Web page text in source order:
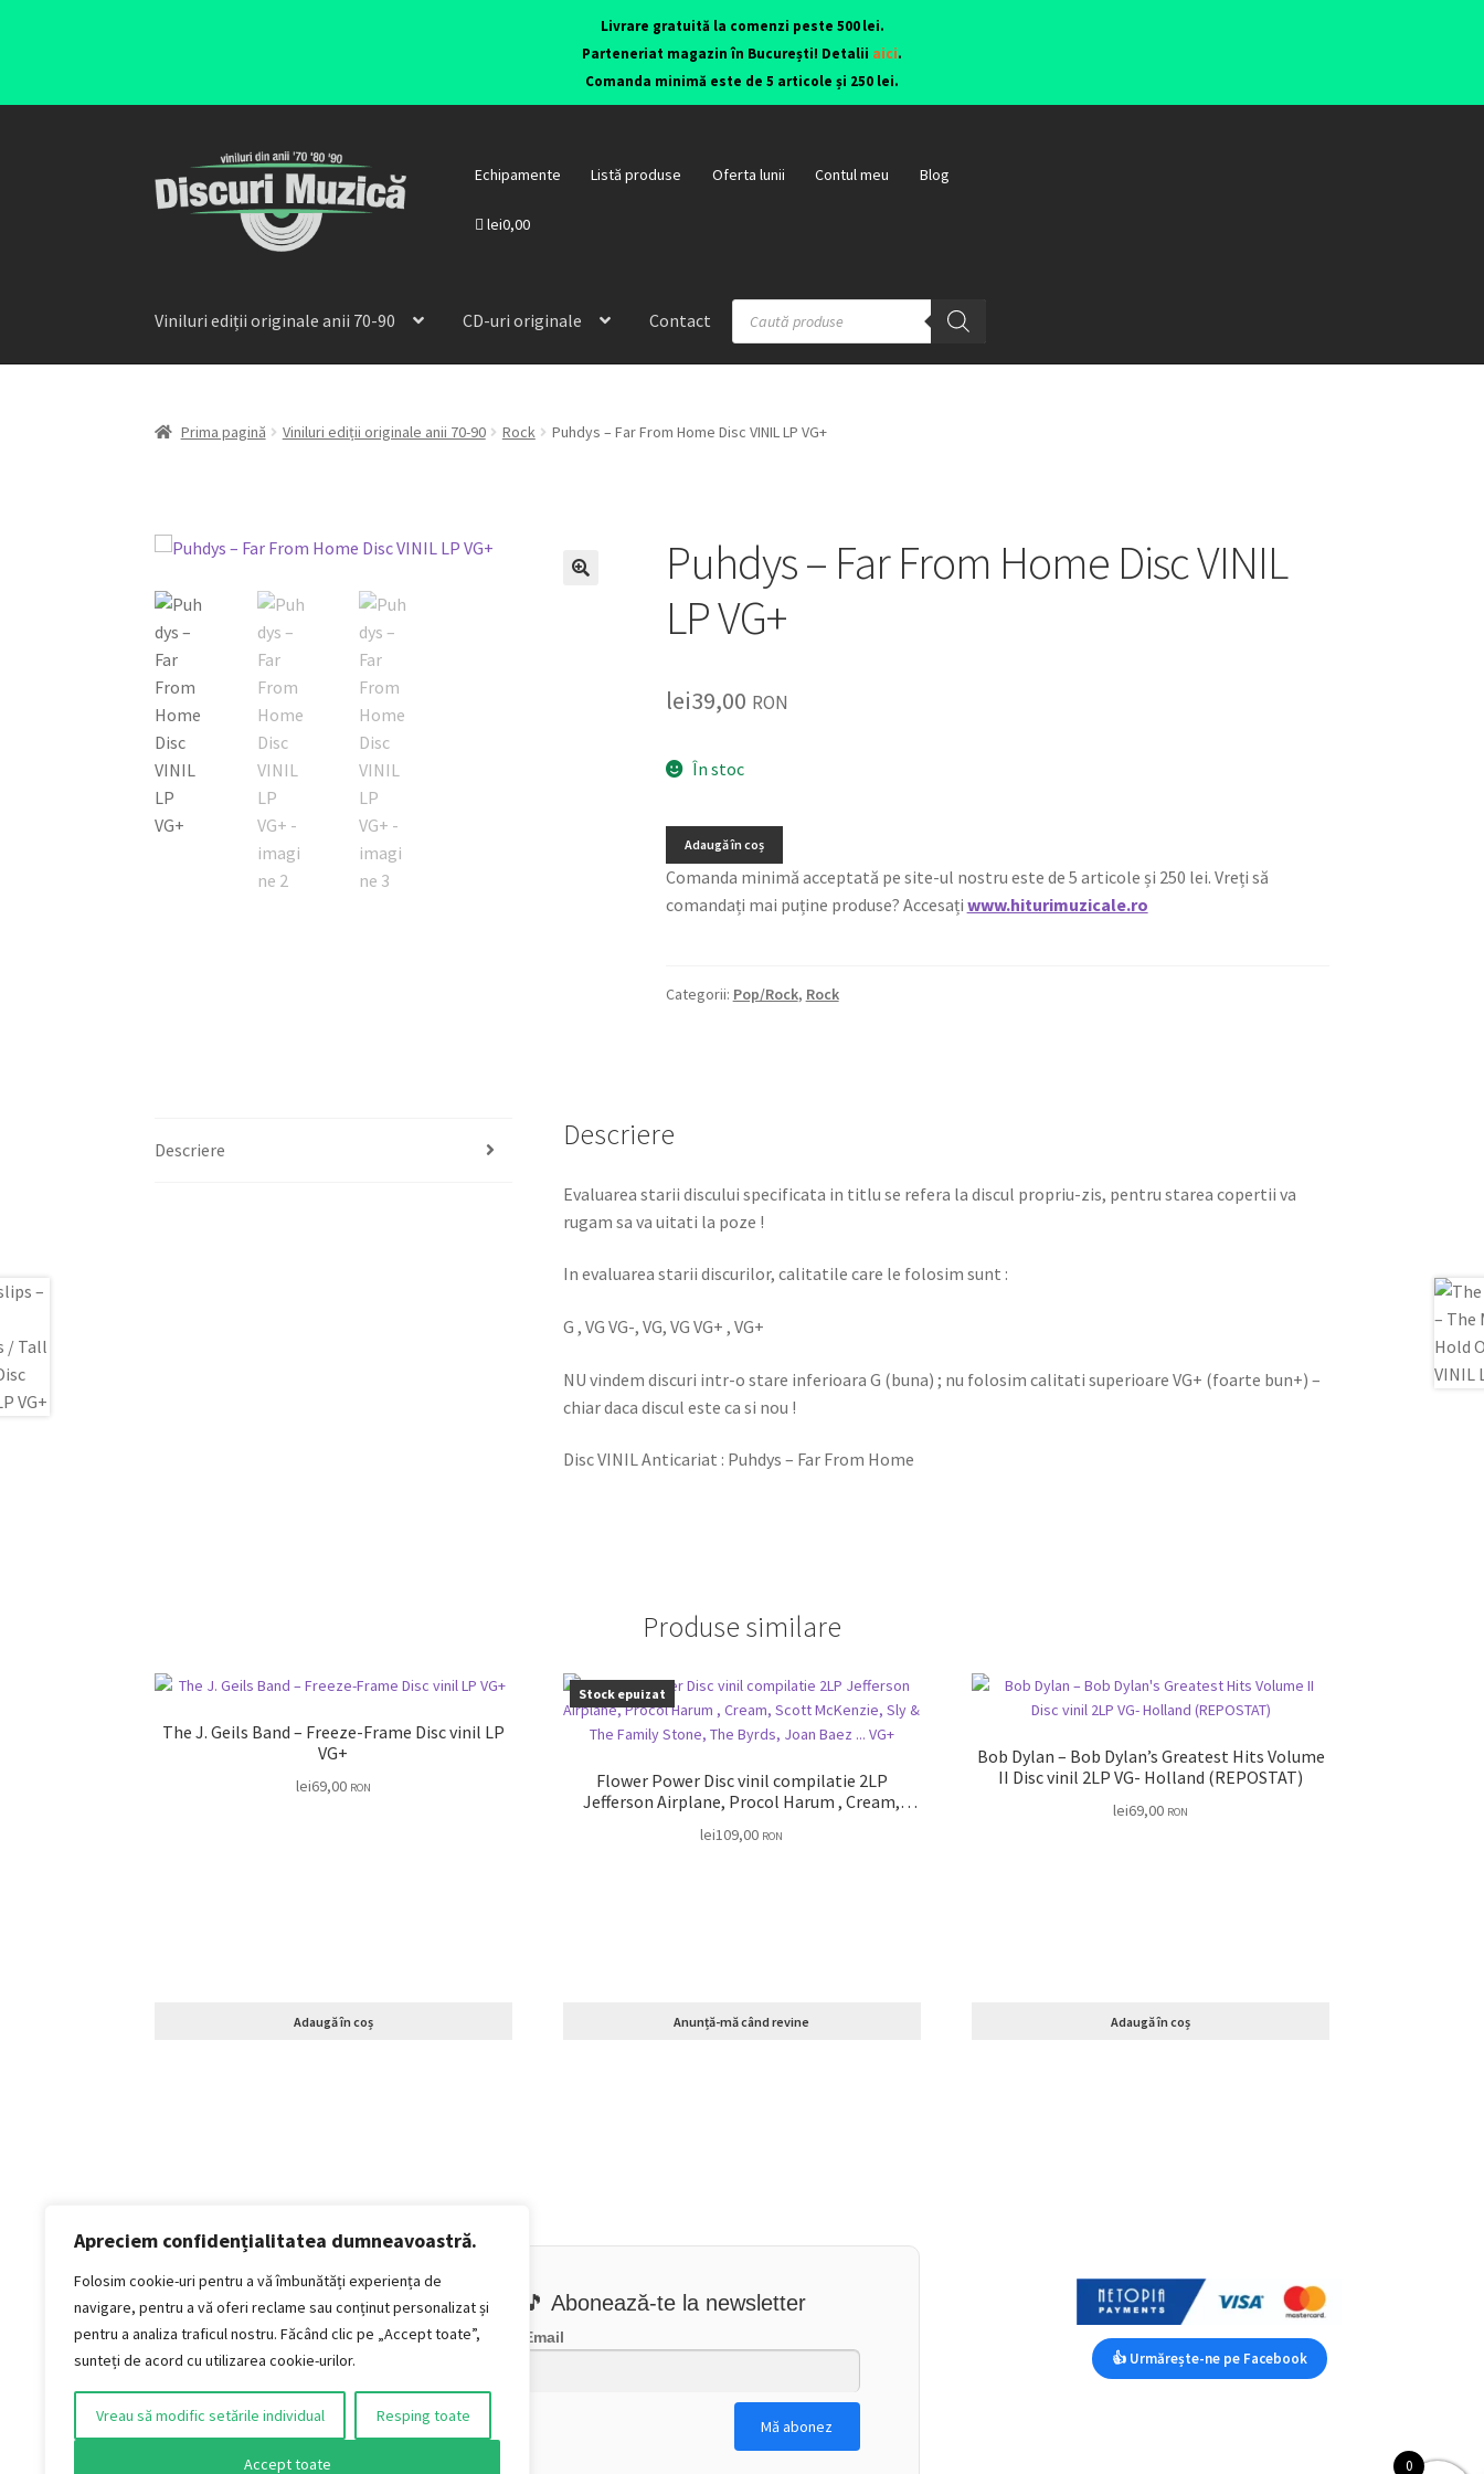
Apreciem confidențialitatea dumneavoastră.
Folosim cookie-uri pentru a vă îmbunătăți experiența de
navigare, pentru a vă oferi reclame sau conținut personalizat și
pentru a analiza traficul nostru. Făcând clic pe „Accept toate”,
sunteți de acord cu utilizarea cookie-urilor.
Vreau să modific setările individual Resping toate
Accept toate
Livrare gratuită la comenzi peste 500 lei.
Parteneriat magazin în București! Detalii aici.
Comanda minimă este de 5 articole și 250 lei.
Echipamente Listă produse Oferta lunii Contul meu Blog
lei0,00
Viniluri ediții originale anii 70-90 CD-uri originale Contact
Prima pagină Viniluri ediții originale anii 70-90 Rock Puhdys ‎– Far From Home Disc VINIL LP VG+
Puhdys ‎– Far From Home Disc VINIL
LP VG+
lei39,00 RON
În stoc
Adaugă în coș
Comanda minimă acceptată pe site-ul nostru este de 5 articole și 250 lei. Vreți să
comandați mai puține produse? Accesați www.hiturimuzicale.ro
Categorii: Pop/Rock, Rock
Descriere Descriere
Evaluarea starii discului specificata in titlu se refera la discul propriu-zis, pentru starea copertii va
rugam sa va uitati la poze !
In evaluarea starii discurilor, calitatile care le folosim sunt :
G , VG VG-, VG, VG VG+ , VG+
NU vindem discuri intr-o stare inferioara G (buna) ; nu folosim calitati superioare VG+ (foarte bun+) –
chiar daca discul este ca si nou !
Disc VINIL Anticariat : Puhdys ‎– Far From Home
Produse similare
The J. Geils Band – Freeze-Frame Disc vinil LP
VG+
lei69,00 RON
Adaugă în coș
Stock epuizat
Flower Power Disc vinil compilatie 2LP
Jefferson Airplane, Procol Harum , Cream,
lei109,00 RON
Anunță-mă când revine
Bob Dylan – Bob Dylan’s Greatest Hits Volume
II Disc vinil 2LP VG- Holland (REPOSTAT)
lei69,00 RON
Adaugă în coș
Politică de confidențialitate
Termeni si conditii
Politica de cookies
Politica de livrare și retur
Politica de plată
Formular Retur
AUDIO VINTAGE S.R.L.
🎵 Abonează-te la newsletter
Email
👍 Urmărește-ne pe Facebook
0